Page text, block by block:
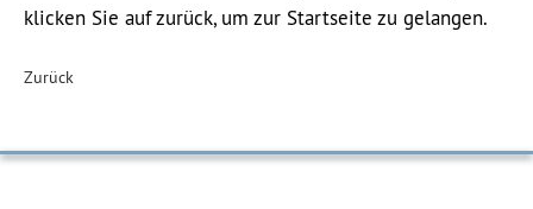
klicken Sie auf zurück, um zur Startseite zu gelangen.
Zurück